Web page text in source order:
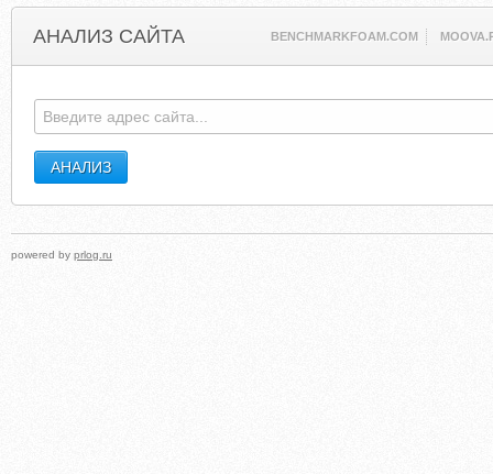
АНАЛИЗ САЙТА BENCHMARKFOAM.COM
powered by prlog.ru